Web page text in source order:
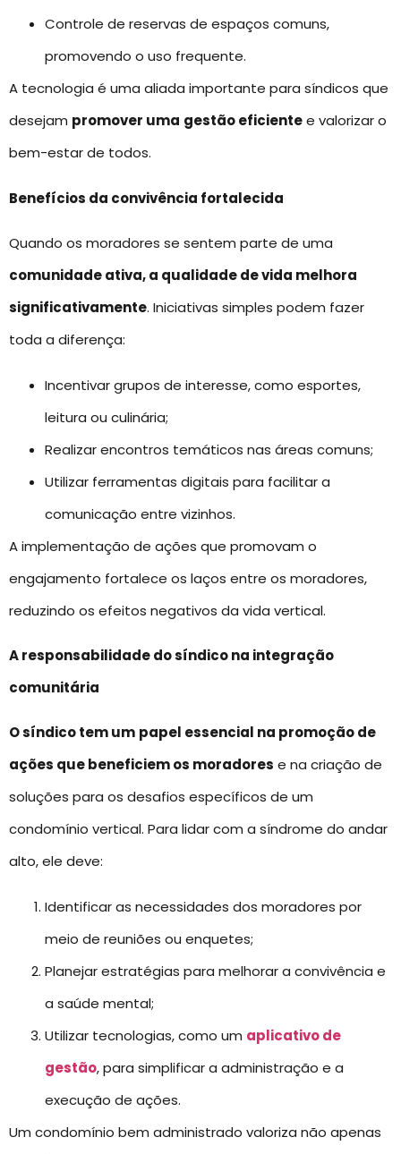
Controle de reservas de espaços comuns,
promovendo o uso frequente.
A tecnologia é uma aliada importante para síndicos que
desejam promover uma gestão eficientee valorizar o
bem-estar de todos.
Benefícios da convivência fortalecida
Quando os moradores se sentem parte de uma
comunidade ativa, a qualidade de vida melhora
significativamente. Iniciativas simples podem fazer
toda a diferença:
Incentivar grupos de interesse, como esportes,
leitura ou culinária;
Realizar encontros temáticos nas áreas comuns;
Utilizar ferramentas digitais para facilitar a
comunicação entre vizinhos.
A implementação de ações que promovam o
engajamento fortalece os laços entre os moradores,
reduzindo os efeitos negativos da vida vertical.
A responsabilidade do síndico na integração
comunitária
O síndico tem um papel essencial na promoção de
ações que beneficiem os moradores e na criação de
soluções para os desafios específicos de um
condomínio vertical. Para lidar com a síndrome do andar
alto, ele deve:
Identificar as necessidades dos moradores por
meio de reuniões ou enquetes;
Planejar estratégias para melhorar a convivência e
a saúde mental;
Utilizar tecnologias, como um aplicativo de
gestão, para simplificar a administração e a
execução de ações.
Um condomínio bem administrado valoriza não apenas